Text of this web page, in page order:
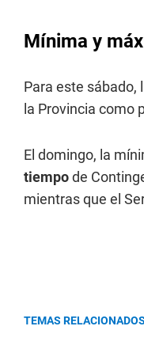
Mínima y
Para este sábado,
la Provincia como
El domingo, la
tiempode
mientras que el
TEMAS